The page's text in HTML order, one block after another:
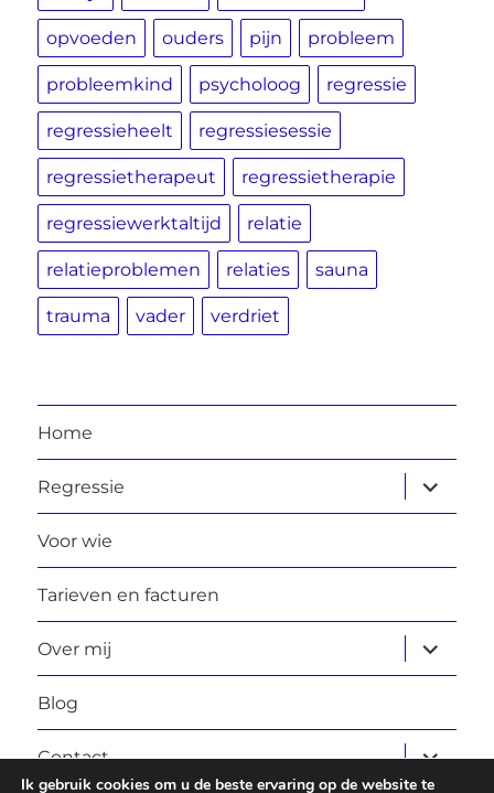
opvoeden ouders pijn probleem
probleemkind psycholoog regressie
regressieheelt regressiesessie
regressietherapeut regressietherapie
regressiewerktaltijd relatie
relatieproblemen relaties sauna
trauma vader verdriet
Home
Regressie
Voor wie
Tarieven en facturen
Over mij
Blog
Contact
Ik gebruik cookies om u de beste ervaring op de website te